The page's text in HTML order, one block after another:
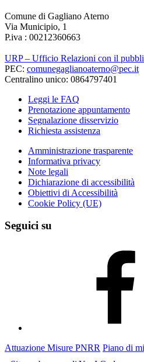
Comune di Gagliano Aterno
Via Municipio, 1
P.iva : 00212360663
URP – Ufficio Relazioni con il
PEC: comunegaglianoaterno@pec.it
Centralino unico: 0864797401
Leggi le FAQ
Prenotazione appuntamento
Segnalazione disservizio
Richiesta assistenza
Amministrazione trasparente
Informativa privacy
Note legali
Dichiarazione di accessibilità
Obiettivi di Accessibilità
Cookie Policy (UE)
Seguici su
Attuazione Misure PNRR Piano di